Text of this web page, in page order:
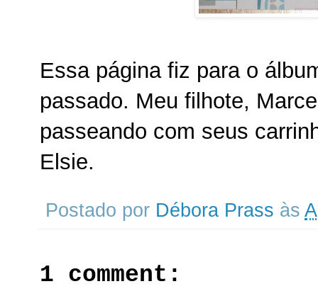
Essa página fiz para o
passado. Meu filhote,
passeando com seus
Elsie.
Postado por Débora Prass às
1 comment: